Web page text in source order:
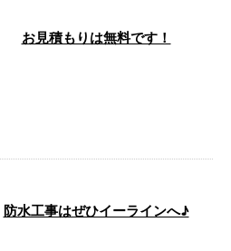
お見積もりは無料です！
防水工事はぜひイーラインへ♪